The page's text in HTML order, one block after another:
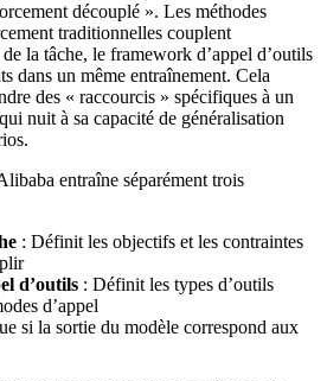
découplé ». Les méthodes
traditionnelles couplent
la tâche, le framework d’appel d’outils
dans un même entraînement. Cela
des « raccourcis » spécifiques à un
nuit à sa capacité de généralisation
entraîne séparément trois
: Définit les objectifs et les contraintes
d’outils : Définit les types d’outils
d’appel
si la sortie du modèle correspond aux